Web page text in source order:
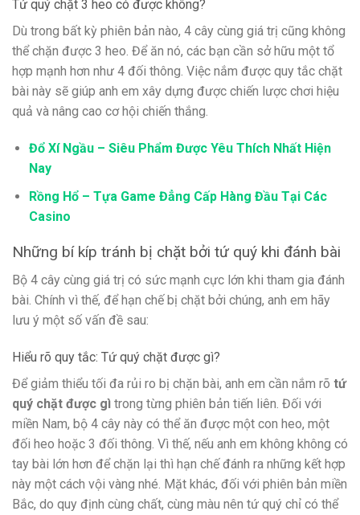
Tứ quý chặt 3 heo có được không?
Dù trong bất kỳ phiên bản nào, 4 cây cùng giá trị cũng không
thể chặn được 3 heo. Để ăn nó, các bạn cần sở hữu một tổ
hợp mạnh hơn như 4 đối thông. Việc nắm được quy tắc chặt
bài này sẽ giúp anh em xây dựng được chiến lược chơi hiệu
quả và nâng cao cơ hội chiến thắng.
Đổ Xí Ngầu – Siêu Phẩm Được Yêu Thích Nhất Hiện
Nay
Rồng Hổ – Tựa Game Đẳng Cấp Hàng Đầu Tại Các
Casino
Những bí kíp tránh bị chặt bởi tứ quý khi đánh bài
Bộ 4 cây cùng giá trị có sức mạnh cực lớn khi tham gia đánh
bài. Chính vì thế, để hạn chế bị chặt bởi chúng, anh em hãy
lưu ý một số vấn đề sau:
Hiểu rõ quy tắc: Tứ quý chặt được gì?
Để giảm thiểu tối đa rủi ro bị chặn bài, anh em cần nắm rõ tứ
quý chặt được gì trong từng phiên bản tiến liên. Đối với
miền Nam, bộ 4 cây này có thể ăn được một con heo, một
đối heo hoặc 3 đối thông. Vì thế, nếu anh em không không có
tay bài lớn hơn để chặn lại thì hạn chế đánh ra những kết hợp
này một cách vội vàng nhé. Mặt khác, đối với phiên bản miền
Bắc, do quy định cùng chất, cùng màu nên tứ quý chỉ có thể